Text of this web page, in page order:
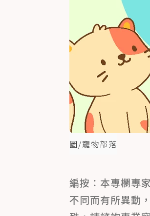
圖/寵物部落
編按：本專欄專
不同而有所異動